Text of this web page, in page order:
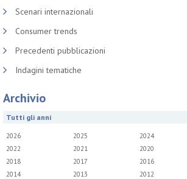
Scenari internazionali
Consumer trends
Precedenti pubblicazioni
Indagini tematiche
Archivio
Tutti gli anni
2026 2025 2024
2022
2021 2020
2018
2017 2016
2014
2013 2012